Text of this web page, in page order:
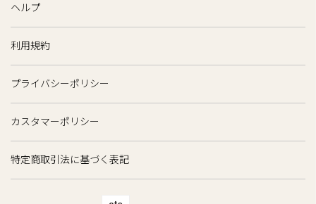
ヘルプ
利用規約
プライバシーポリシー
カスタマーポリシー
特定商取引法に基づく表記